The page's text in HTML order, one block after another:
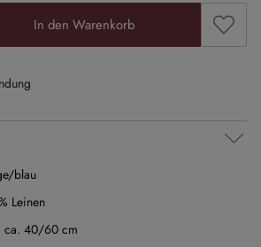
den gewünschten Wert ein oder
In den Warenkorb Zum
blau
Leinen
ca. 40/60 cm